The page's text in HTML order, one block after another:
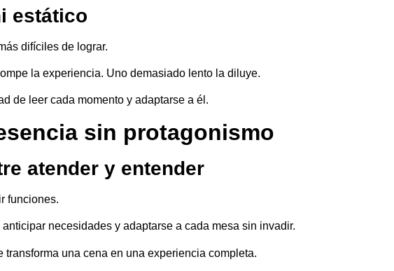
estático
difíciles de lograr.
la experiencia. Uno demasiado lento la diluye.
de leer cada momento y adaptarse a él.
sin protagonismo
atender y entender
funciones.
necesidades y adaptarse a cada mesa sin invadir.
transforma una cena en una experiencia completa.